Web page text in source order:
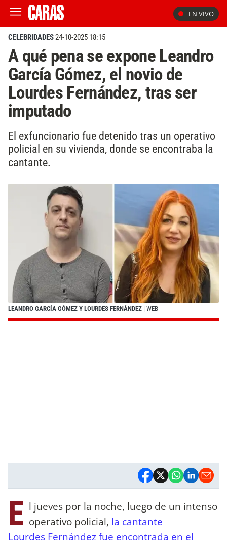
EN VIVO
CELEBRIDADES24-10-2025 18:15
A qué pena se expone Leandro
García Gómez, el novio de
Lourdes Fernández, tras ser
imputado
El exfuncionario fue detenido tras un operativo
policial en su vivienda, donde se encontraba la
cantante.
LEANDRO GARCÍA GÓMEZ Y LOURDES FERNÁNDEZ | WEB
E l jueves por la noche, luego de un intenso
operativo policial, la cantante
Lourdes Fernández fue encontrada en el